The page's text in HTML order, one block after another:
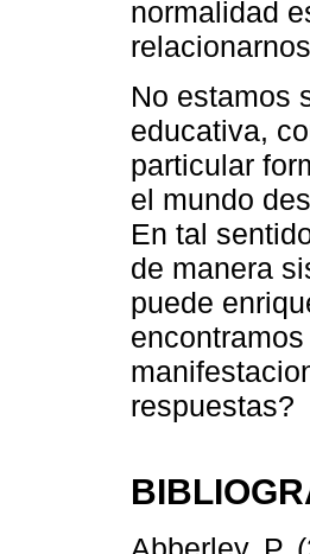
normalidad
No estamos
educativa,
particular
el mundo
En tal
de manera
puede
respuestas?